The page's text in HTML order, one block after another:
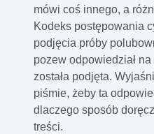
mówi coś innego, a
Kodeks postępowania
podjęcia próby
pozew odpowiedział
została podjęta.
piśmie, żeby ta
dlaczego sposób
treści.